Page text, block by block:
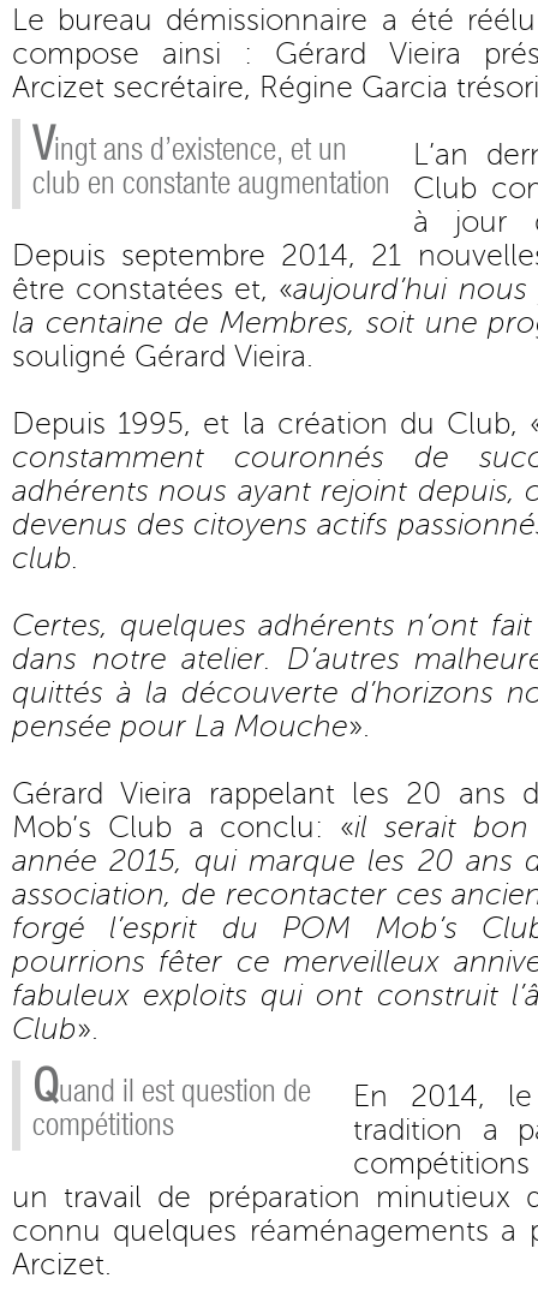
Le bureau démissionnaire a été
compose ainsi : Gérard Vieira
Arcizet secrétaire, Régine Garcia
Vingt ans d’existence, et un
club en constante augmentation
L’an
Club
à jour
Depuis septembre 2014, 21
être constatées et, «aujourd’hui
la centaine de Membres, soit une
souligné Gérard Vieira.
Depuis 1995, et la création du Club,
constamment couronnés de
adhérents nous ayant rejoint depuis,
devenus des citoyens actifs
club.
Certes, quelques adhérents n’ont
dans notre atelier. D’autres
quittés à la découverte d’horizons
pensée pour La Mouche».
Gérard Vieira rappelant les 20 ans
Mob’s Club a conclu: «il serait
année 2015, qui marque les 20 ans
association, de recontacter ces
forgé l’esprit du POM Mob’s
pourrions fêter ce merveilleux
fabuleux exploits qui ont construit
Club».
Quand il est question de
compétitions
En 2014,
tradition a
un travail de préparation minutieux
connu quelques réaménagements a
Arcizet.